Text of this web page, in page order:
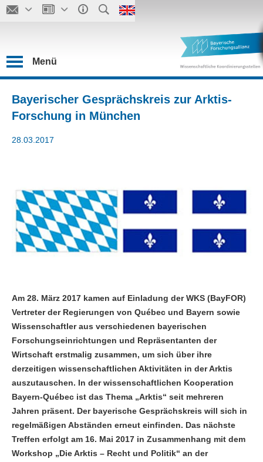
Menü
Bayerischer Gesprächskreis zur Arktis-
Forschung in München
28.03.2017
Am 28. März 2017 kamen auf Einladung der WKS (BayFOR)
Vertreter der Regierungen von Québec und Bayern sowie
Wissenschaftler aus verschiedenen bayerischen
Forschungseinrichtungen und Repräsentanten der
Wirtschaft erstmalig zusammen, um sich über ihre
derzeitigen wissenschaftlichen Aktivitäten in der Arktis
auszutauschen. In der wissenschaftlichen Kooperation
Bayern-Québec ist das Thema „Arktis“ seit mehreren
Jahren präsent. Der bayerische Gesprächskreis will sich in
regelmäßigen Abständen erneut einfinden. Das nächste
Treffen erfolgt am 16. Mai 2017 in Zusammenhang mit dem
Workshop „Die Arktis – Recht und Politik“ an der